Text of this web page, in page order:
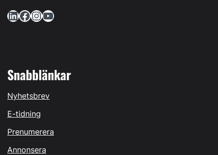
LinkedIn Facebook InstagramYouTube
Snabblänkar
Nyhetsbrev
E-tidning
Prenumerera
Annonsera